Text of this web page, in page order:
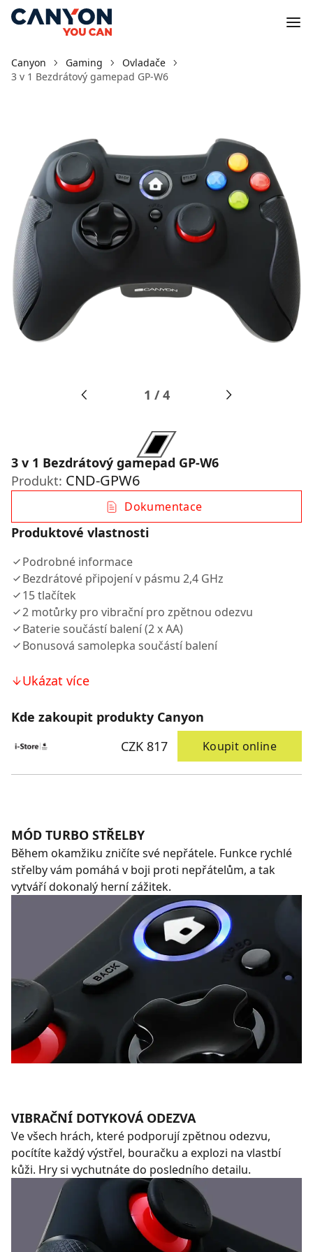
Canyon Gaming
Ovladače
3 v 1 Bezdrátový gamepad GP-W6
1 /4
3 v 1 Bezdrátový gamepad GP-W6
Produkt: CND-GPW6
Dokumentace
Produktové vlastnosti
Podrobné informace
Bezdrátové připojení v pásmu 2,4 GHz
15 tlačítek
2 motůrky pro vibrační pro zpětnou odezvu
Baterie součástí balení (2 x AA)
Bonusová samolepka součástí balení
Ukázat více
Kde zakoupit produkty Canyon
CZK 817
Koupit online
MÓD TURBO STŘELBY
Během okamžiku zničíte své nepřátele. Funkce rychlé
střelby vám pomáhá v boji proti nepřátelům, a tak
vytváří dokonalý herní zážitek.
VIBRAČNÍ DOTYKOVÁ ODEZVA
Ve všech hrách, které podporují zpětnou odezvu,
pocítíte každý výstřel, bouračku a explozi na vlastbí
kůži. Hry si vychutnáte do posledního detailu.